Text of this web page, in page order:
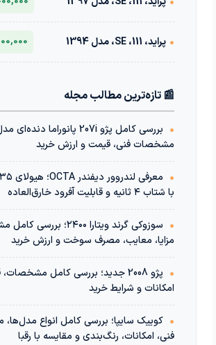
• پراید، 111، SE، مدل 1394
📰 تازه‌ترین مطالب مجله
•
مشخصات فنی، قیمت و ارزش خرید
•
با شتاب ۴ ثانیه و قابلیت آفرود خارق‌العاده
•
سوزوکی گرند ویتارا ۲۴۰۰؛
مزایا، معایب، مصرف سوخت و ارزش خرید
•
پژو 2008 جدید؛ بررسی کامل
امکانات و شرایط خرید
• کوییک سایپا؛ بررسی کامل انواع
فنی، امکانات، رنگ‌بندی و مقایسه با رقبا